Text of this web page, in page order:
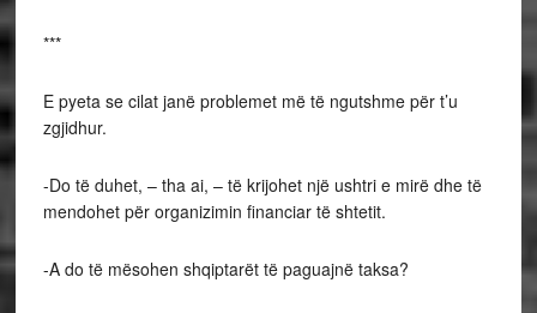
***
E pyeta se cilat janë problemet më të ngutshme për t’u
zgjidhur.
-Do të duhet, – tha ai, – të krijohet një ushtri e mirë dhe të
mendohet për organizimin financiar të shtetit.
-A do të mësohen shqiptarët të paguajnë taksa?